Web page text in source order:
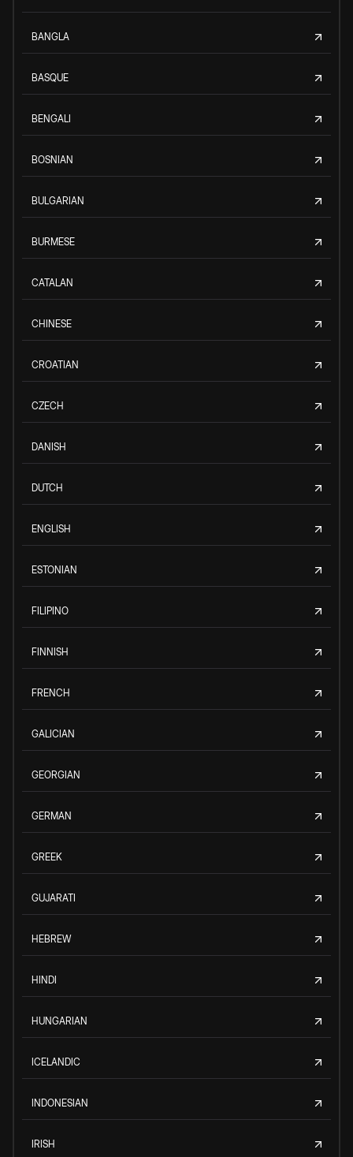
BANGLA
BASQUE
BENGALI
BOSNIAN
BULGARIAN
BURMESE
CATALAN
CHINESE
CROATIAN
CZECH
DANISH
DUTCH
ENGLISH
ESTONIAN
FILIPINO
FINNISH
FRENCH
GALICIAN
GEORGIAN
GERMAN
GREEK
GUJARATI
HEBREW
HINDI
HUNGARIAN
ICELANDIC
INDONESIAN
IRISH